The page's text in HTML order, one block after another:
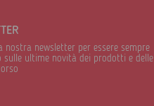
nostra newsletter per essere sempre
sulle ultime novità dei prodotti e delle